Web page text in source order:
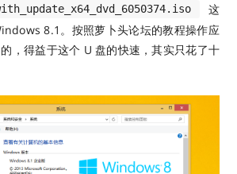
这
8.1。按照萝卜头论坛的教程操作应
，得益于这个 U 盘的快速，其实只花了十